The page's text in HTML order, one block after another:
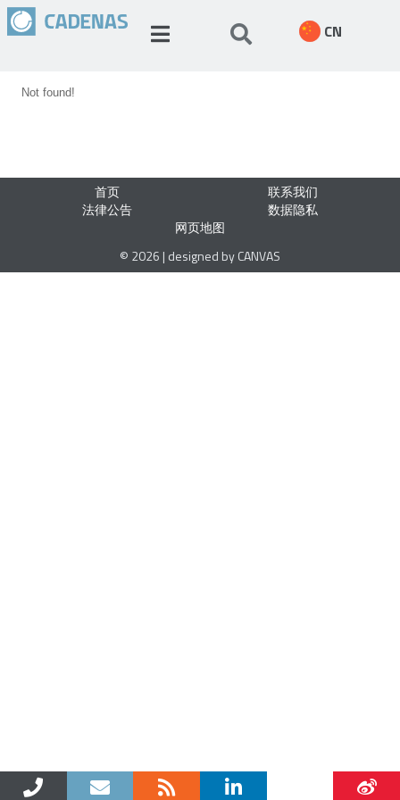
CN
Not found!
首页
联系我们
法律公告
数据隐私
网页地图
© 2026 | designed by CANVAS